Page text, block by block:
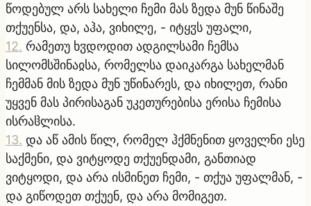
წოდებულ არს სახელი ჩემი მას ზედა მუნ წინაშე
თქუენსა, და, აჰა, ვიხილე, - იტყჳს უფალი,
12. რამეთუ ხჳდოდით ადგილსამი ჩემსა
სილომსშინაჲსა, რომელსა დაიკარგა სახელმან
ჩემმან მის ზედა მუნ უწინარეს, და იხილეთ, რანი
უყვენ მას პირისაგან უკეთურებისა ერისა ჩემისა
ისრაჱლისა.
13. და აწ ამის წილ, რომელ ჰქმნენით ყოველნი ესე
საქმენი, და ვიტყოდე თქუენდამი, განთიად
ვიტყოდი, და არა ისმინეთ ჩემი, - თქუა უფალმან, -
და გიწოდეთ თქუენ, და არა მომიგეთ.